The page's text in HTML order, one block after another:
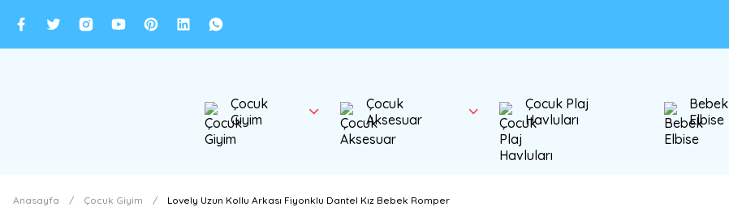
Çocuk
Giyim
Çocuk
Aksesuar
Çocuk Plaj
Havluları
Bebek
Elbise
Anasayfa Çocuk Giyim Lovely Uzun Kollu Arkası Fiyonklu Dantel Kız Bebek Romper